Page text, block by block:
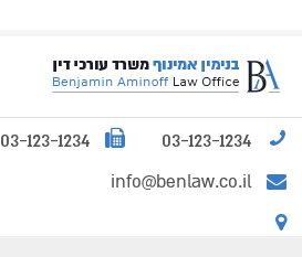
03-123-1234
info@benlaw.co.il
03-123-1234